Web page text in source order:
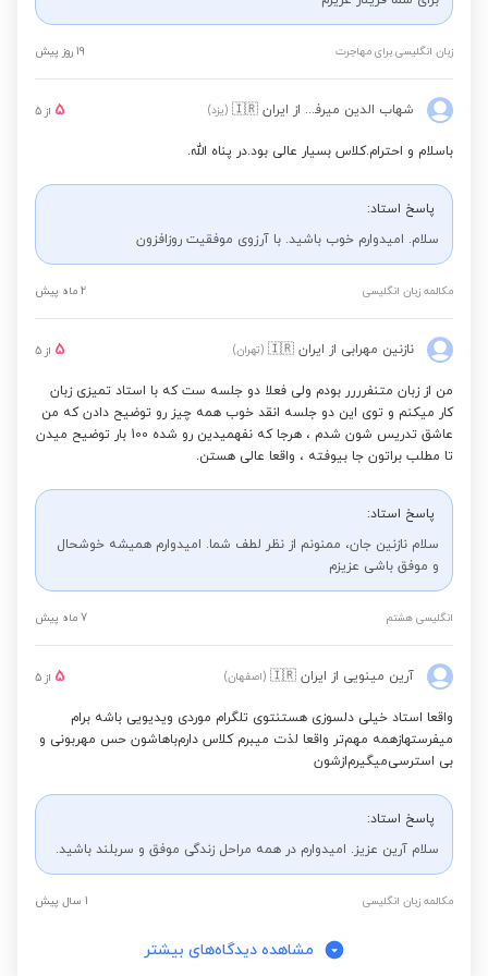
زبان انگلیسی برای مهاجرت 19 روز پیش
شهاب الدین میرفخرائی از ایران 🇮🇷 (یزد) 5 از 5
باسلام و احترام.کلاس بسیار عالی بود.در پناه الله.
پاسخ استاد:
سلام. امیدوارم خوب باشید. با آرزوی موفقیت روزافزون
مکالمه زبان انگلیسی 2 ماه پیش
نازنین مهرابی از ایران 🇮🇷 (تهران) 5 از 5
من از زبان متنفرررر بودم ولی فعلا دو جلسه ست که با استاد تمیزی زبان
کار میکنم و توی این دو جلسه انقد خوب همه چیز رو توضیح دادن که من
عاشق تدریس شون شدم ، هرجا که نفهمیدین رو شده 100 بار توضیح میدن
تا مطلب براتون جا بیوفته ، واقعا عالی هستن.
پاسخ استاد:
سلام نازنین جان، ممنونم از نظر لطف شما. امیدوارم همیشه خوشحال
و موفق باشی عزیزم
انگلیسی هشتم 7 ماه پیش
آرین مینویی از ایران 🇮🇷 (اصفهان) 5 از 5
واقعا استاد خیلی دلسوزی هستنتوی تلگرام موردی ویدیویی باشه برام
میفرستهاز‌همه مهم‌تر واقعا لذت میبرم کلاس دارم‌باهاشون حس مهربونی و
بی استرسی‌میگیرم‌ازشون
پاسخ استاد:
سلام آرین عزیز. امیدوارم در همه مراحل زندگی موفق و سربلند باشید.
مکالمه زبان انگلیسی 1 سال پیش
مشاهده دیدگاه‌های بیشتر